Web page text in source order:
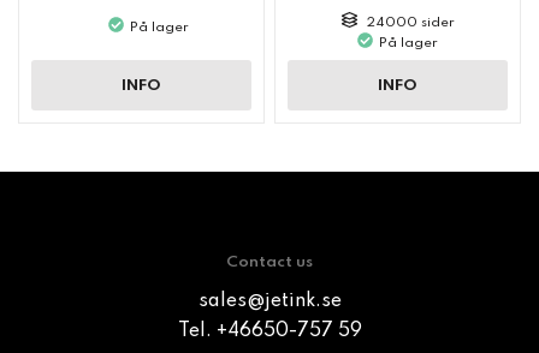
På lager
INFO
24000 sider
På lager
INFO
Contact us
sales@jetink.se
Tel. +46650-757 59